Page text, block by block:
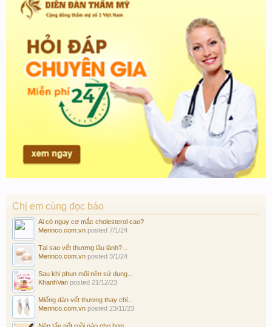
Chị em cùng đọc báo
Ai có nguy cơ mắc cholesterol cao?
Merinco.com.vn posted 7/1/24
Tại sao vết thương lâu lành?...
Merinco.com.vn posted 3/1/24
Sau khi phun môi nên sử dụng...
KhanhVan posted 21/12/23
Miếng dán vết thương thay chỉ...
Merinco.com.vn posted 23/11/23
Nên tẩy nốt ruồi nào cho hợp...